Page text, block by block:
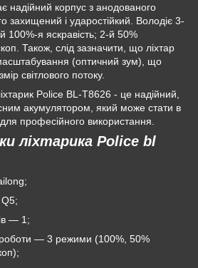
надійний корпус з анодованого
захищений і ударостійкий. Володіє 3-
я яскравість; 2-й 50%
Також, слід зазначити, що ліхтар
(оптичний зум), що
світлового потоку.
Police BL-T8626 - це надійний,
акумулятором, який може стати в
для професійного використання.
ліхтарика Police bl
— 1;
роботи — 3 режими (100%, 50%